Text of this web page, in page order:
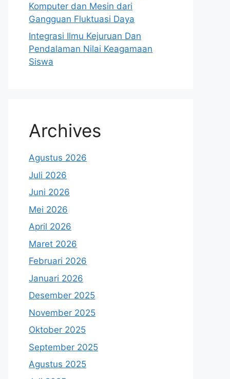
Komputer dan Mesin dari
Gangguan Fluktuasi Daya
Integrasi Ilmu Kejuruan Dan
Pendalaman Nilai Keagamaan
Siswa
Archives
Agustus 2026
Juli 2026
Juni 2026
Mei 2026
April 2026
Maret 2026
Februari 2026
Januari 2026
Desember 2025
November 2025
Oktober 2025
September 2025
Agustus 2025